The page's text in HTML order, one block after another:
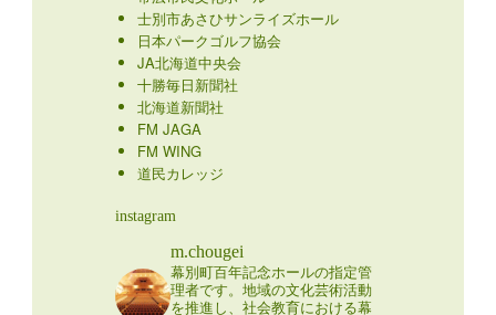
士別市あさひサンライズホール
日本パークゴルフ協会
JA北海道中央会
十勝毎日新聞社
北海道新聞社
FM JAGA
FM WING
道民カレッジ
instagram
m.chougei
幕別町百年記念ホールの指定管
理者です。地域の文化芸術活動
を推進し、社会教育における幕